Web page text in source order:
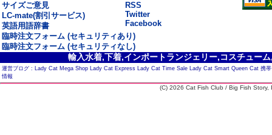
サイズご意見
LC-mate(割引サービス)
英語用語辞書
RSS
Twitter
Facebook
臨時注文フォーム (セキュリティあり)
臨時注文フォーム (セキュリティなし)
輸入水着,下着,インポートランジェリー,コスチュー
運営ブログ : Lady Cat Mega Shop Lady Cat Express Lady Cat Time Sale Lady Cat Smart Queen Cat 携
情報
(C) 2026 Cat Fish Club / Big Fish Story,